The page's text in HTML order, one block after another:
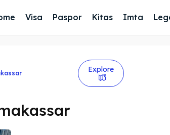
Visa Paspor Kitas Imta
Explore